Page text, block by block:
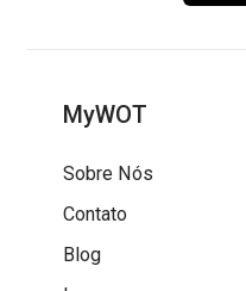
MyWOT
Sobre Nós
Contato
Blog